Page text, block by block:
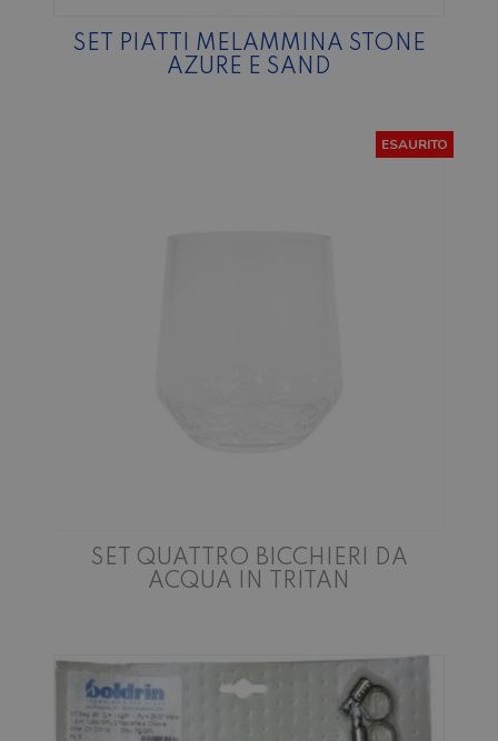
SET PIATTI MELAMMINA STONE
AZURE E SAND
SET QUATTRO BICCHIERI DA
ACQUA IN TRITAN
ESAURITO